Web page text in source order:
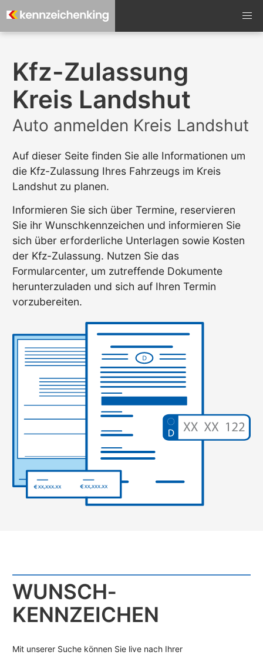
Kfz-Zulassung
Kreis Landshut
Auto anmelden Kreis Landshut
Auf dieser Seite finden Sie alle Informationen um
die Kfz-Zulassung Ihres Fahrzeugs im Kreis
Landshut zu planen.
Informieren Sie sich über Termine, reservieren
Sie ihr Wunschkennzeichen und informieren Sie
sich über erforderliche Unterlagen sowie Kosten
der Kfz-Zulassung. Nutzen Sie das
Formularcenter, um zutreffende Dokumente
herunterzuladen und sich auf Ihren Termin
vorzubereiten.
WUNSCH­
KENNZEICHEN
Mit unserer Suche können Sie live nach Ihrer